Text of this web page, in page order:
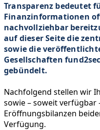
Transparenz bedeutet
Finanzinformationen
nachvollziehbar
auf dieser Seite die
sowie die
Gesellschaften
gebündelt.
Nachfolgend stellen wir
sowie – soweit verfügbar
Eröffnungsbilanzen
Verfügung.